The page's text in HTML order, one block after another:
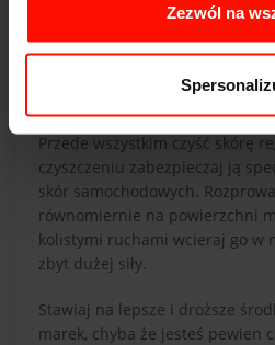
Zezwól na
zapobiegać?
Popękana skóra szpeci
zapobieganie powstawaniu
Przede wszystkim czyść skórę
czyszczeniu zabezpieczaj ją
skór samochodowych.
równomiernie na powierzchni
kolistymi ruchami wcieraj go w
zbyt dużej siły.
Stawiaj na lepsze i droższe
marek, chyba że jesteś pewien